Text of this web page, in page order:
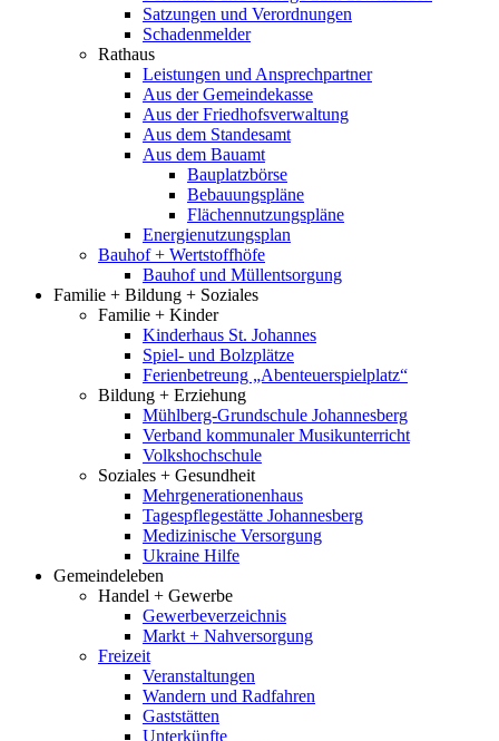
Satzungen und Verordnungen
Schadenmelder
Rathaus
Leistungen und Ansprechpartner
Aus der Gemeindekasse
Aus der Friedhofsverwaltung
Aus dem Standesamt
Aus dem Bauamt
Bauplatzbörse
Bebauungspläne
Flächennutzungspläne
Energienutzungsplan
Bauhof + Wertstoffhöfe
Bauhof und Müllentsorgung
Familie + Bildung + Soziales
Familie + Kinder
Kinderhaus St. Johannes
Spiel- und Bolzplätze
Ferienbetreung „Abenteuerspielplatz“
Bildung + Erziehung
Mühlberg-Grundschule Johannesberg
Verband kommunaler Musikunterricht
Volkshochschule
Soziales + Gesundheit
Mehrgenerationenhaus
Tagespflegestätte Johannesberg
Medizinische Versorgung
Ukraine Hilfe
Gemeindeleben
Handel + Gewerbe
Gewerbeverzeichnis
Markt + Nahversorgung
Freizeit
Veranstaltungen
Wandern und Radfahren
Gaststätten
Unterkünfte